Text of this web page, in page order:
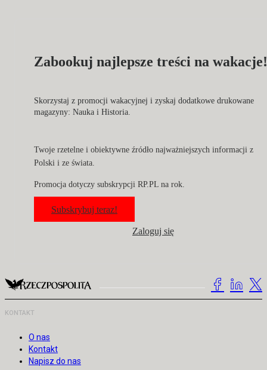
Zabookuj najlepsze treści na wakacje!
Skorzystaj z promocji wakacyjnej i zyskaj dodatkowe drukowane
magazyny: Nauka i Historia.
Twoje rzetelne i obiektywne źródło najważniejszych informacji z
Polski i ze świata.
Promocja dotyczy subskrypcji RP.PL na rok.
Subskrybuj teraz!
Zaloguj się
KONTAKT
O nas
Kontakt
Napisz do nas